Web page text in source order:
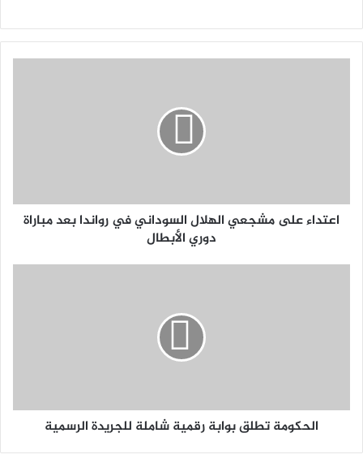
اعتداء على مشجعي الهلال السوداني في رواندا بعد مباراة
دوري الأبطال
الحكومة تطلق بوابة رقمية شاملة للجريدة الرسمية